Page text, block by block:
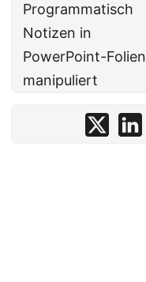
Programmatisch
Notizen in
PowerPoint-Folien
manipuliert